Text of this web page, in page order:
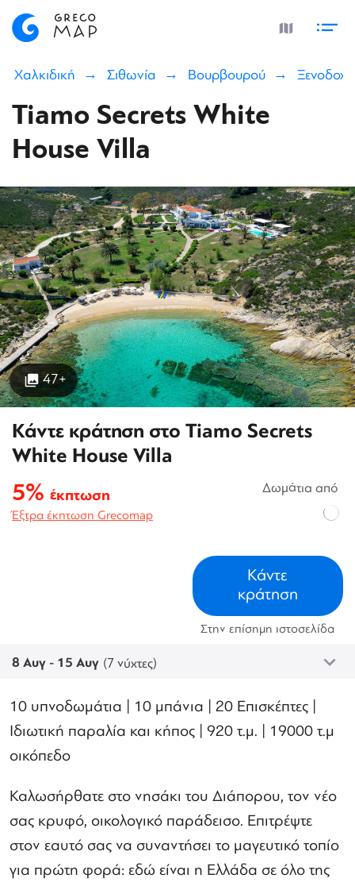
Χαλκιδική Σιθωνία Βουρβουρού
Tiamo Secrets White
House Villa
47+
Κάντε κράτηση στο Tiamo Secrets
White House Villa
5% έκπτωση
Έξτρα έκπτωση Grecomap
Δωμάτια από
Κάντε
κράτηση
Στην επίσημη ιστοσελίδα
8 Αυγ - 15 Αυγ (7 νύχτες)
10 υπνοδωμάτια | 10 μπάνια | 20 Επισκέπτες |
Ιδιωτική παραλία και κήπος | 920 τ.μ. | 19000 τ.μ
οικόπεδο
Καλωσήρθατε στο νησάκι του Διάπορου, τον νέο
σας κρυφό, οικολογικό παράδεισο. Επιτρέψτε
στον εαυτό σας να συναντήσει το μαγευτικό τοπίο
για πρώτη φορά: εδώ είναι η Ελλάδα σε όλο της